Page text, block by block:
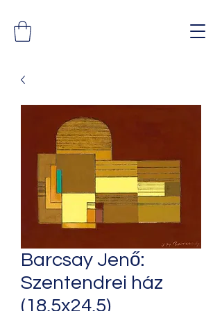
Barcsay Jenő:
Szentendrei ház
(18,5x24,5)